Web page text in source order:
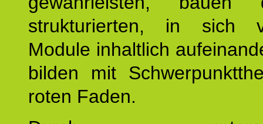
strukturierten, in sich
Module inhaltlich
bilden mit
roten Faden.